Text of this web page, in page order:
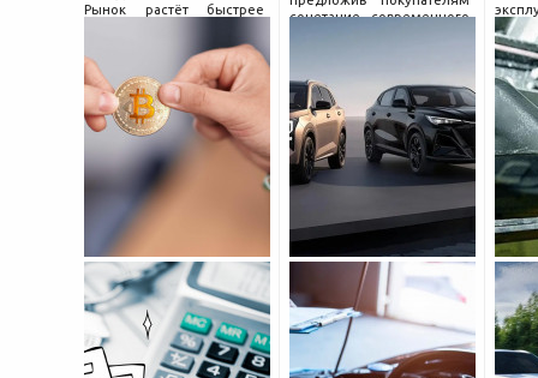
Рынок растёт быстрее
поведения на нём.
Петербургские
криптообменники,
московские
сочетание современного
насчитывает несколько
десятилетий
и